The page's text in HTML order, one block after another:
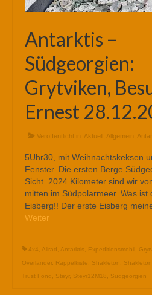
Antarktis –
Südgeorgien:
Grytviken,
Ernest
Veröffentlicht in: Aktuell Allgemein
5Uhr30, mit Weihnachtskeksen
Fenster. Die ersten Berge
Sicht. 2024 Kilometer sind wir
mitten im Südpolarmeer. Was ist
Eisberg!! Der erste Eisberg
Weiter
4x4 Allrad Antarktis Expeditionsmobil
Overlander, Rappelkiste Shakleton
Trust Fond
Steyr, Steyr12M18 Südgeorgien